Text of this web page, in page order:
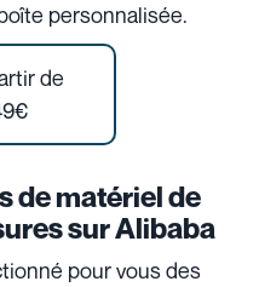
personnalisée.
de
de matériel de
sur Alibaba
pour vous des